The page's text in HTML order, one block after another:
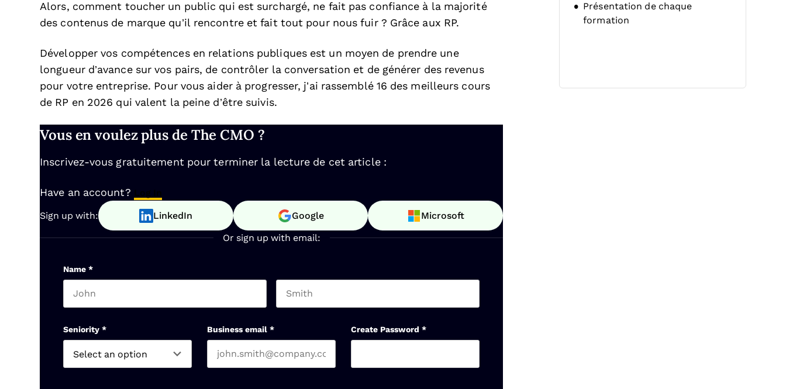
Alors, comment toucher un public qui est surchargé, ne fait pas confiance à la majorité
des contenus de marque qu’il rencontre et fait tout pour nous fuir ? Grâce aux RP.
Développer vos compétences en relations publiques est un moyen de prendre une
longueur d’avance sur vos pairs, de contrôler la conversation et de générer des revenus
pour votre entreprise. Pour vous aider à progresser, j’ai rassemblé 16 des meilleurs cours
de RP en 2026 qui valent la peine d’être suivis.
Vous en voulez plus de The CMO ?
Inscrivez-vous gratuitement pour terminer la lecture de cet article :
Have an account? Log In
Sign up with: LinkedIn Google Microsoft
Or sign up with email:
Name *
Seniority * Business email * Create Password *
Présentation de chaque
formation